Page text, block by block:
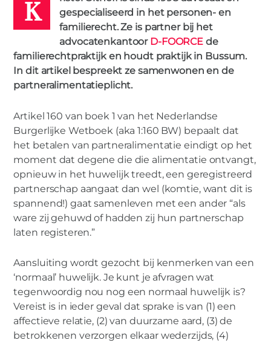
MIES PARTNERS
partneralimentatieplicht
K
gespecialiseerd in het personen- en
familierecht. Ze is partner bij het
advocatenkantoor D-FOORCE de
familierechtpraktijk en houdt praktijk in Bussum.
In dit artikel bespreekt ze samenwonen en de
partneralimentatieplicht.
Artikel 160 van boek 1 van het Nederlandse
Burgerlijke Wetboek (aka 1:160 BW) bepaalt dat
het betalen van partneralimentatie eindigt op het
moment dat degene die die alimentatie ontvangt,
opnieuw in het huwelijk treedt, een geregistreerd
partnerschap aangaat dan wel (komtie, want dit is
spannend!) gaat samenleven met een ander “als
ware zij gehuwd of hadden zij hun partnerschap
laten registeren.”
Aansluiting wordt gezocht bij kenmerken van een
‘normaal’ huwelijk. Je kunt je afvragen wat
tegenwoordig nou nog een normaal huwelijk is?
Vereist is in ieder geval dat sprake is van (1) een
affectieve relatie, (2) van duurzame aard, (3) de
betrokkenen verzorgen elkaar wederzijds, (4)